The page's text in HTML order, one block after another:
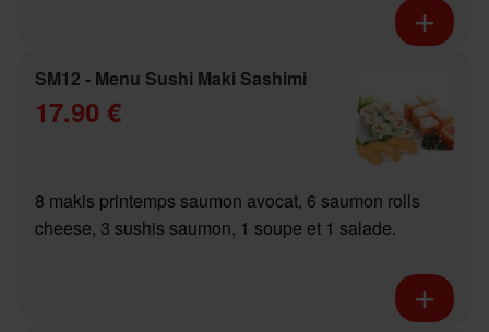
SM12 - Menu Sushi Maki Sashimi
17.90 €
8 makis printemps saumon avocat, 6 saumon rolls
cheese, 3 sushis saumon, 1 soupe et 1 salade.